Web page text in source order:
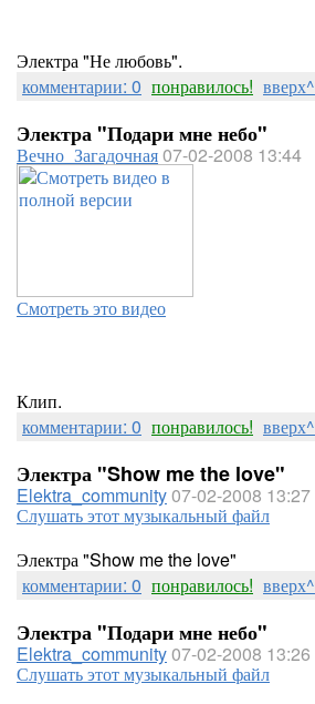
Электра "Не любовь".
комментарии: 0 понравилось! вверх^
Электра "Подари мне небо"
Вечно_Загадочная07-02-2008 13:44
Смотреть это видео
Клип.
комментарии: 0 понравилось! вверх^
Электра "Show me the love"
Elektra_community07-02-2008 13:27
Слушать этот музыкальный файл
Электра "Show me the love"
комментарии: 0 понравилось! вверх^
Электра "Подари мне небо"
Elektra_community07-02-2008 13:26
Слушать этот музыкальный файл